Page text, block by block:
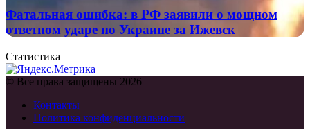
Фатальная ошибка: в РФ заявили о мощном
ответном ударе по Украине за Ижевск
Статистика
© Все права защищены 2026
Контакты
Политика конфиденциальности